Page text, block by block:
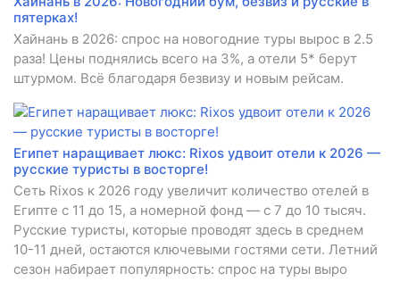
пятерках!
Хайнань в 2026: спрос на новогодние туры вырос в 2.5
раза! Цены поднялись всего на 3%, а отели 5* берут
штурмом. Всё благодаря безвизу и новым рейсам.
Египет наращивает люкс: Rixos удвоит отели к 2026 —
русские туристы в восторге!
Сеть Rixos к 2026 году увеличит количество отелей в
Египте с 11 до 15, а номерной фонд — с 7 до 10 тысяч.
Русские туристы, которые проводят здесь в среднем
10-11 дней, остаются ключевыми гостями сети. Летний
сезон набирает популярность: спрос на туры выро